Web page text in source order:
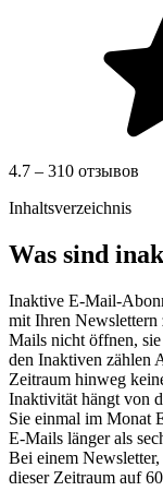
4.7 – 310 отзывов
Inhaltsverzeichnis
Was sind
Inaktive E-Mail-
mit Ihren Newslettern
Mails nicht öffnen,
den Inaktiven zählen
Zeitraum hinweg
Inaktivität hängt von
Sie einmal im Monat
E-Mails länger als
Bei einem
dieser Zeitraum auf